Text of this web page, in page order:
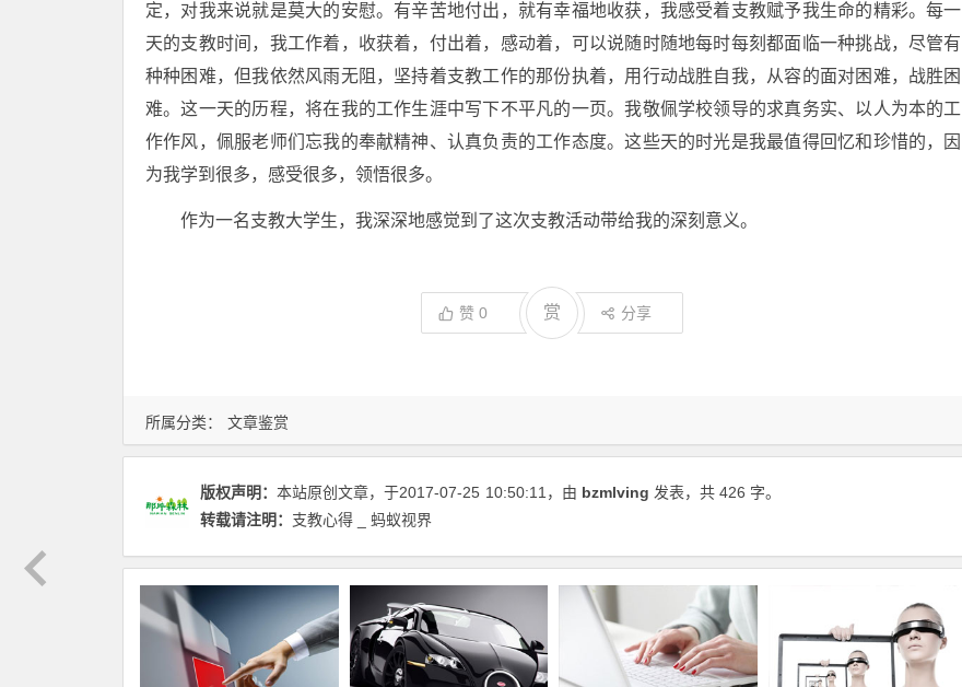
所属分类： 文章鉴赏
定，对我来说就是莫大的安慰。有辛苦地付出，就有幸福地收获，我感受着支教赋予我生命的精彩。每一
天的支教时间，我工作着，收获着，付出着，感动着，可以说随时随地每时每刻都面临一种挑战，尽管有
种种困难，但我依然风雨无阻，坚持着支教工作的那份执着，用行动战胜自我，从容的面对困难，战胜困
难。这一天的历程，将在我的工作生涯中写下不平凡的一页。我敬佩学校领导的求真务实、以人为本的工
作作风，佩服老师们忘我的奉献精神、认真负责的工作态度。这些天的时光是我最值得回忆和珍惜的，因
为我学到很多，感受很多，领悟很多。
作为一名支教大学生，我深深地感觉到了这次支教活动带给我的深刻意义。
赞 0 赏 分享
版权声明： 本站原创文章，于2017-07-25 10:50:11 ，由 bzmlving 发表，共 426 字。
转载请注明： 支教心得 _ 蚂蚁视界